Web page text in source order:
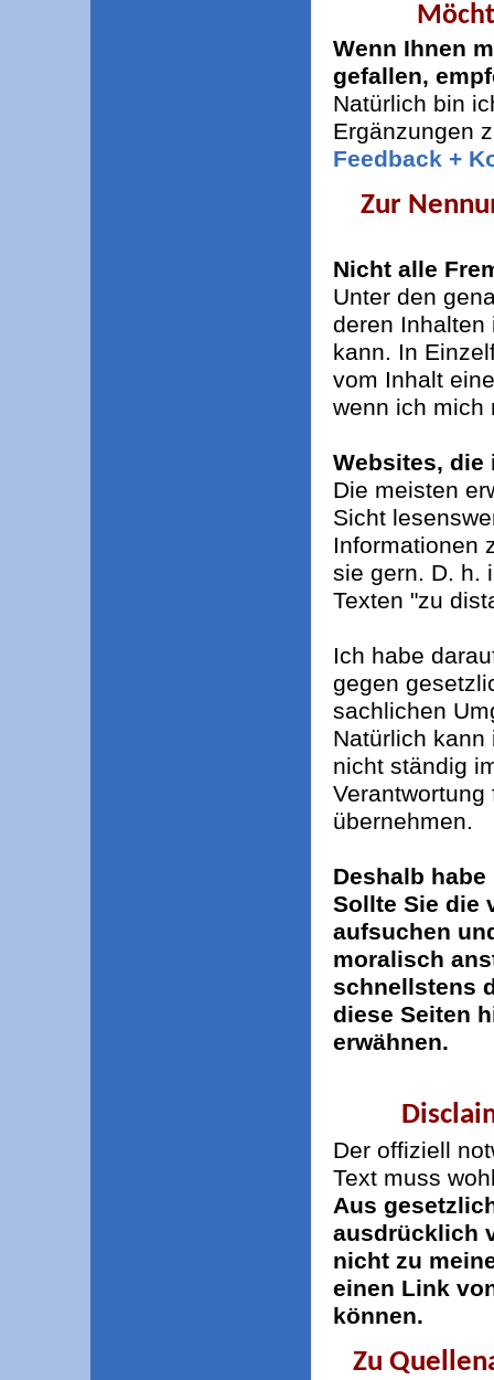
Wenn Ihnen
gefallen,
Natürlich bin
Ergänzungen
Feedback +
Zur
Nicht alle
Unter den
deren Inhalten
kann. In
vom Inhalt
wenn ich mich
Websites, die
Die meisten
Sicht
Informationen
sie gern. D. h.
Texten "zu
Ich habe
gegen
sachlichen
Natürlich kann
nicht ständig
übernehmen.
Deshalb
Sollte Sie die
aufsuchen
moralisch
schnellstens
diese Seiten
erwähnen.
Der offiziell
Text muss
Aus
ausdrücklich
nicht zu
einen Link
können.
Zu